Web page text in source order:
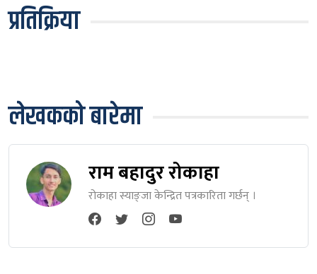
प्रतिक्रिया
लेखकको बारेमा
राम बहादुर रोकाहा
रोकाहा स्याङ्जा केन्द्रित पत्रकारिता गर्छन् ।